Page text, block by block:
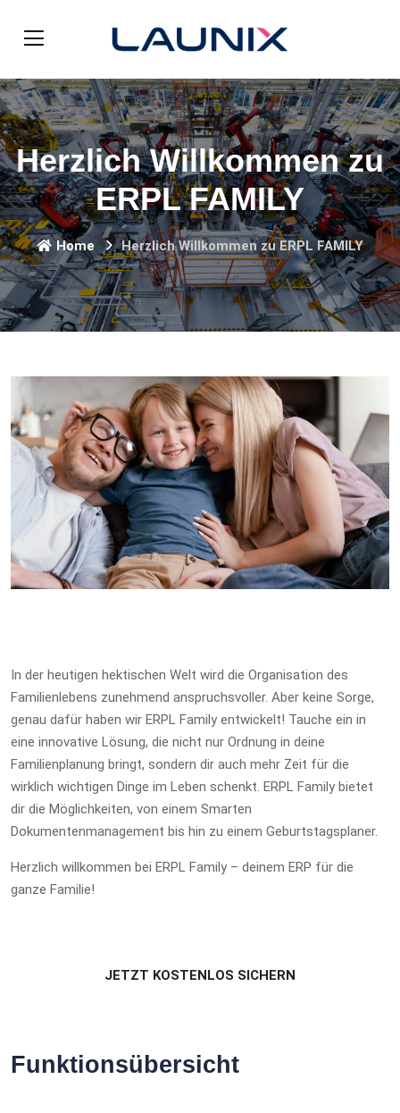
Herzlich Willkommen zu
ERPL FAMILY
Home Herzlich Willkommen zu ERPL FAMILY
In der heutigen hektischen Welt wird die Organisation des
Familienlebens zunehmend anspruchsvoller. Aber keine Sorge,
genau dafür haben wir ERPL Family entwickelt! Tauche ein in
eine innovative Lösung, die nicht nur Ordnung in deine
Familienplanung bringt, sondern dir auch mehr Zeit für die
wirklich wichtigen Dinge im Leben schenkt. ERPL Family bietet
dir die Möglichkeiten, von einem Smarten
Dokumentenmanagement bis hin zu einem Geburtstagsplaner.
Herzlich willkommen bei ERPL Family – deinem ERP für die
ganze Familie!
JETZT KOSTENLOS SICHERN
Funktionsübersicht